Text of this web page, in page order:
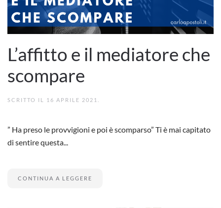
L’affitto e il mediatore che
scompare
SCRITTO IL 16 APRILE 2021
” Ha preso le provvigioni e poi è scomparso” Ti è mai capitato
di sentire questa...
CONTINUA A LEGGERE